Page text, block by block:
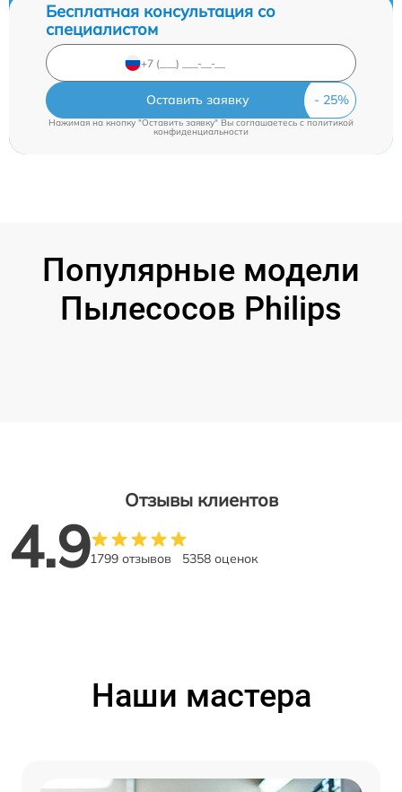
Бесплатная консультация со
специалистом
Оставить заявку
Нажимая на кнопку "Оставить заявку" Вы соглашаетесь c политикой
конфиденциальности
Популярные модели
Пылесосов Philips
Отзывы клиентов
4.91799 отзывов 5358 оценок
Наши мастера